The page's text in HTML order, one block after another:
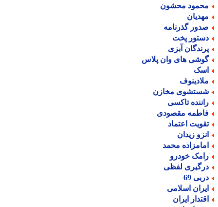
محشون
گذرنامه
پخت
آبزی
های وان پلاس
مخازن
تاکسی
مقصودی
اعتماد
زیدان
محمد
خودرو
لفظی
69
اسلامی
ایران